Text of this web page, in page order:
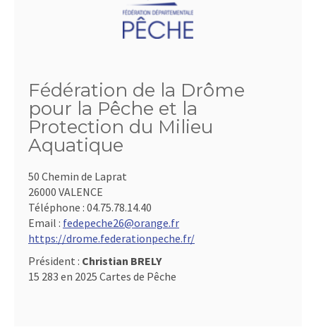
Fédération de la Drôme
pour la Pêche et la
Protection du Milieu
Aquatique
50 Chemin de Laprat
26000 VALENCE
Téléphone : 04.75.78.14.40
Email : fedepeche26@orange.fr
https://drome.federationpeche.fr/
Président : Christian BRELY
15 283 en 2025 Cartes de Pêche